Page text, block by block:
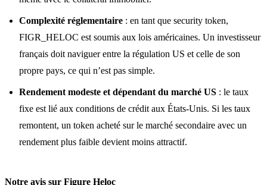
Complexité réglementaire : en tant que security token,
FIGR_HELOC est soumis aux lois américaines. Un investisseur
français doit naviguer entre la régulation US et celle de son
propre pays, ce qui n’est pas simple.
Rendement modeste et dépendant du marché US : le taux
fixe est lié aux conditions de crédit aux États-Unis. Si les taux
remontent, un token acheté sur le marché secondaire avec un
rendement plus faible devient moins attractif.
Notre avis sur Figure Heloc